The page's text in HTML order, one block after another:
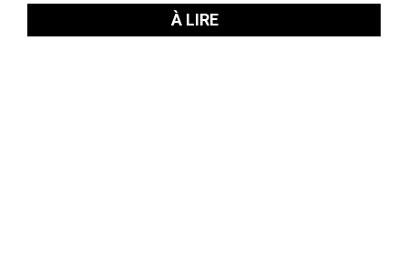
À LIRE